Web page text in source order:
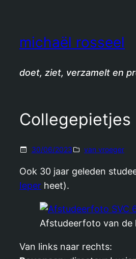
michaël rosseel
doet, ziet, verzamelt en
Collegepietjes
30/06/2023 van vroeger
Ook 30 jaar geleden
Ieper heet).
Afstudeerfoto van de
Van links naar rechts: